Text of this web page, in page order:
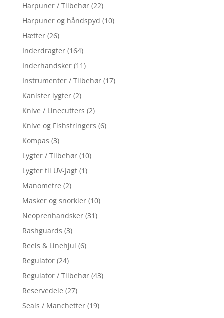
Harpuner / Tilbehør (22)
Harpuner og håndspyd (10)
Hætter (26)
Inderdragter (164)
Inderhandsker (11)
Instrumenter / Tilbehør (17)
Kanister lygter (2)
Knive / Linecutters (2)
Knive og Fishstringers (6)
Kompas (3)
Lygter / Tilbehør (10)
Lygter til UV-Jagt (1)
Manometre (2)
Masker og snorkler (10)
Neoprenhandsker (31)
Rashguards (3)
Reels & Linehjul (6)
Regulator (24)
Regulator / Tilbehør (43)
Reservedele (27)
Seals / Manchetter (19)